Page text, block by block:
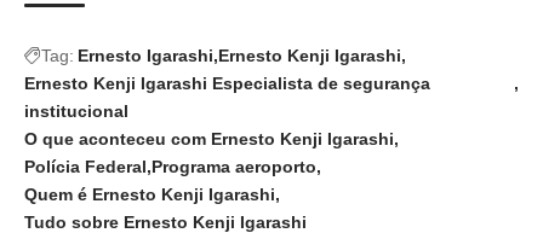
Tag: Ernesto Igarashi Ernesto Kenji Igarashi
Ernesto Kenji Igarashi Especialista de segurança
institucional
O que aconteceu com Ernesto Kenji Igarashi
Polícia Federal Programa aeroporto
Quem é Ernesto Kenji Igarashi
Tudo sobre Ernesto Kenji Igarashi